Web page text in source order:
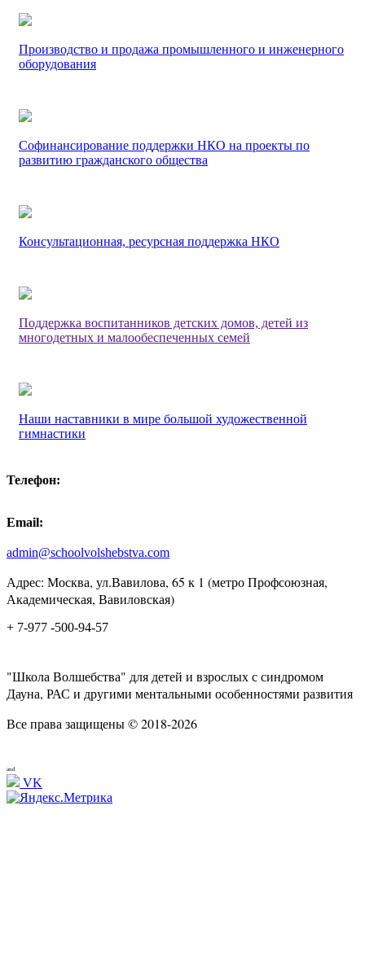
Производство и продажа промышленного и инженерного
оборудования
Софинансирование поддержки НКО на проекты по
развитию гражданского общества
Консультационная, ресурсная поддержка НКО
Поддержка воспитанников детских домов, детей из
многодетных и малообеспеченных семей
Наши наставники в мире большой художественной
гимнастики
Телефон:
Email:
admin@schoolvolshebstva.com
Адрес: Москва, ул.Вавилова, 65 к 1 (метро Профсоюзная,
Академическая, Вавиловская)
+ 7-977 -500-94-57
"Школа Волшебства" для детей и взрослых с синдромом
Дауна, РАС и другими ментальными особенностями развития
Все права защищены © 2018-2026
and
VK